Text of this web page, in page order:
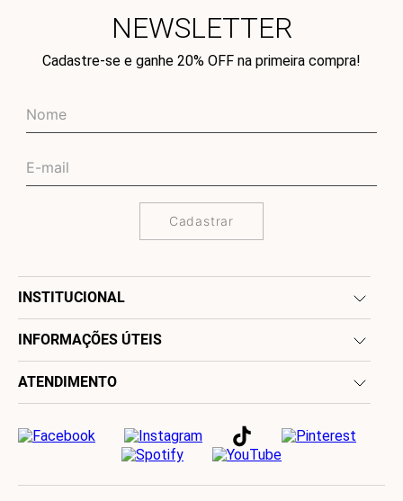
NEWSLETTER
Cadastre-se e ganhe 20% OFF na primeira compra!
Cadastrar
INSTITUCIONAL
INFORMAÇÕES ÚTEIS
ATENDIMENTO